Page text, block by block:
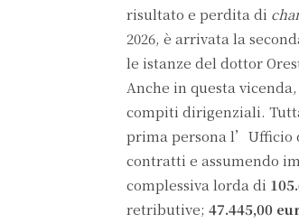
risultato e perdita di
2026, è arrivata la
le istanze del dottor
Anche in questa
compiti dirigenziali.
prima persona l’Ufficio
contratti e assumendo
complessiva lorda di
retributive; 47.445,00